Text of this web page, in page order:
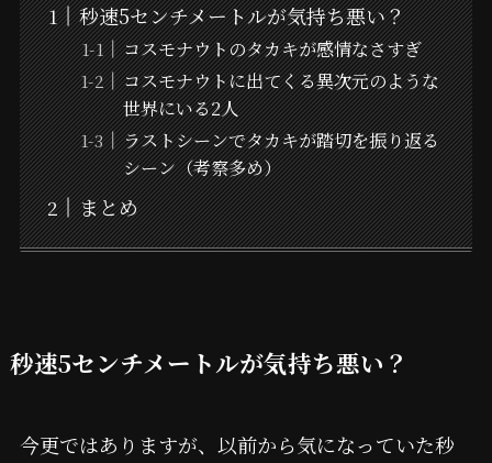
秒速5センチメートルが気持ち悪い？
コスモナウトのタカキが感情なさすぎ
コスモナウトに出てくる異次元のような
世界にいる2人
ラストシーンでタカキが踏切を振り返る
シーン（考察多め）
まとめ
秒速5センチメートルが気持ち悪い？
今更ではありますが、以前から気になっていた秒